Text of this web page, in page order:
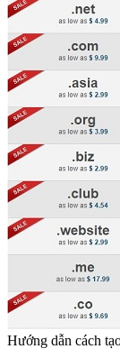
Hướng dẫn cách